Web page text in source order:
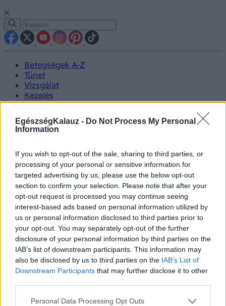
EgészségKalauz - Do Not Process My Personal
Information
If you wish to opt-out of the sale, sharing to third parties, or
processing of your personal or sensitive information for
targeted advertising by us, please use the below opt-out
section to confirm your selection. Please note that after your
opt-out request is processed you may continue seeing
interest-based ads based on personal information utilized by
us or personal information disclosed to third parties prior to
your opt-out. You may separately opt-out of the further
disclosure of your personal information by third parties on the
IAB’s list of downstream participants. This information may
also be disclosed by us to third parties on the IAB’s List of
Downstream Participants that may further disclose it to other
Please note that this website/app uses one or more Google
Personal Data Processing Opt Outs
Betegségek A-Z
Tünet
Vizsgálat
Kezelés
Életmódváltás
Kutatás
Prevenció
Hírek
Kisállatok egészsége
#allergia#influenza#cukorbetegség
#orvosmeteorológia#vérnyomás#stroke#rákbetegség
#pajzsmirigy#reflux#ekcéma#herpesz
Regisztráció
Szívprobléma
Szívprobléma